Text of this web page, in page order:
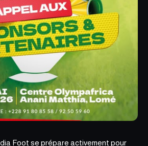
Foot se prépare activement pour